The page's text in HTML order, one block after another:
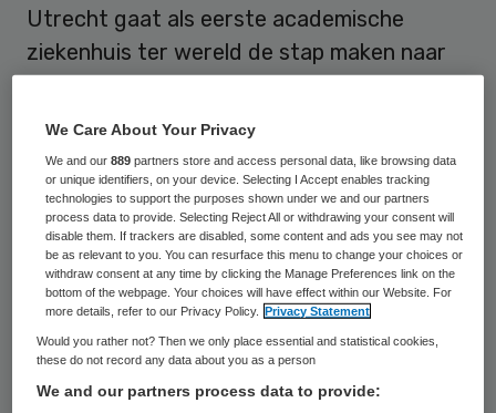
Utrecht gaat als eerste academische
ziekenhuis ter wereld de stap maken naar
Door deze innovatie wordt niet alleen de
diagnose betrouwbaarder, ook is die in een
deel van de gevallen sneller bekend, stelt
het ziekenhuis.
De afdeling pathologie onderzoekt
afwijkingen in cellen en weefsels om vast te
stellen welke ziekte een patiënt heeft en
hoe ernstig die is. Normaal gesproken
gebeurt dat met behulp van de microscoop.
We Care About Your Privacy
We and our889 partners store and access personal data, like browsing data
or unique identifiers, on your device. Selecting I Accept enables tracking
technologies to support the purposes shown under we and our partners
process data to provide. Selecting Reject All or withdrawing your consent will
disable them. If trackers are disabled, some content and ads you see may not
be as relevant to you. You can resurface this menu to change your choices or
withdraw consent at any time by clicking the Manage Preferences link on the
bottom of the webpage. Your choices will have effect within our Website. For
more details, refer to our Privacy Policy.
Privacy Statement
Would you rather not? Then we only place essential and statistical cookies,
these do not record any data about you as a person
We and our partners process data to provide: